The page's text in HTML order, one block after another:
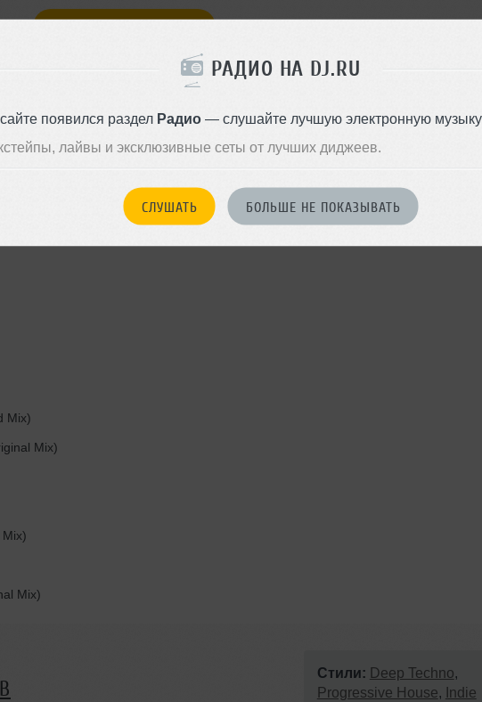
РАДИО НА DJ.RU
появился раздел Радио— слушайте лучшую электронную
лайвы и эксклюзивные сеты от лучших диджеев.
СЛУШАТЬ БОЛЬШЕ НЕ ПОКАЗЫВАТЬ
РАССКАЖИ ДРУЗЬЯМ
Mix)
Mix)
Mix)
Стили: Deep Techno,
Progressive House, Indie